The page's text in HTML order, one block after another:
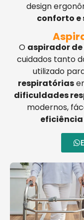
design
conforto e
O aspirador de
cuidados tanto
utilizado
respiratórias
dificuldades
modernos,